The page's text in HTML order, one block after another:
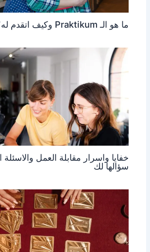
ما هو الـ Praktikum وكيف اتقدم له؟
خفايا واسرار مقابلة العمل والاسئلة
سؤالها لك